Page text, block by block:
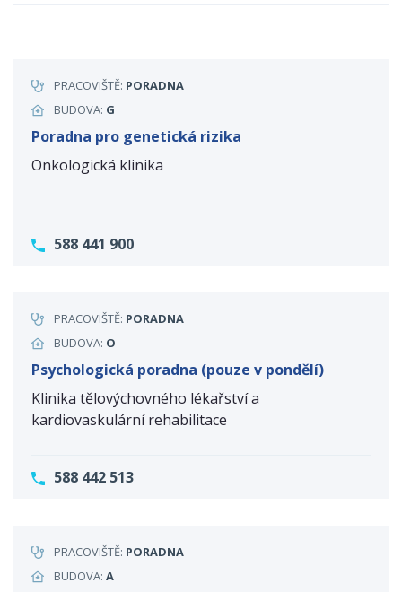
PRACOVIŠTĚ: PORADNA
BUDOVA: G
Poradna pro genetická rizika
Onkologická klinika
588 441 900
PRACOVIŠTĚ: PORADNA
BUDOVA: O
Psychologická poradna (pouze v pondělí)
Klinika tělovýchovného lékařství a
kardiovaskulární rehabilitace
588 442 513
PRACOVIŠTĚ: PORADNA
BUDOVA: A